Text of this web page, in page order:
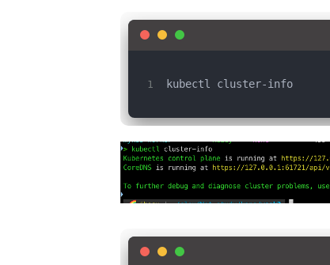
kubectl cluster-info